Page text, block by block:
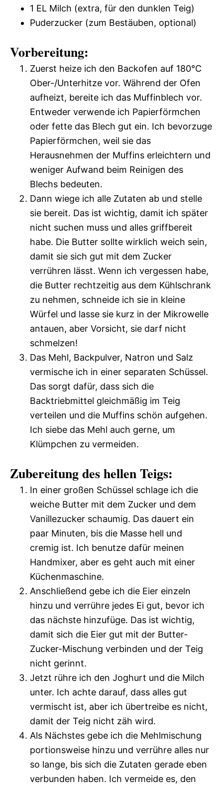
1 EL Milch (extra, für den dunklen Teig)
Puderzucker (zum Bestäuben, optional)
Vorbereitung:
Zuerst heize ich den Backofen auf 180°C
Ober-/Unterhitze vor. Während der Ofen
aufheizt, bereite ich das Muffinblech vor.
Entweder verwende ich Papierförmchen
oder fette das Blech gut ein. Ich bevorzuge
Papierförmchen, weil sie das
Herausnehmen der Muffins erleichtern und
weniger Aufwand beim Reinigen des
Blechs bedeuten.
Dann wiege ich alle Zutaten ab und stelle
sie bereit. Das ist wichtig, damit ich später
nicht suchen muss und alles griffbereit
habe. Die Butter sollte wirklich weich sein,
damit sie sich gut mit dem Zucker
verrühren lässt. Wenn ich vergessen habe,
die Butter rechtzeitig aus dem Kühlschrank
zu nehmen, schneide ich sie in kleine
Würfel und lasse sie kurz in der Mikrowelle
antauen, aber Vorsicht, sie darf nicht
schmelzen!
Das Mehl, Backpulver, Natron und Salz
vermische ich in einer separaten Schüssel.
Das sorgt dafür, dass sich die
Backtriebmittel gleichmäßig im Teig
verteilen und die Muffins schön aufgehen.
Ich siebe das Mehl auch gerne, um
Klümpchen zu vermeiden.
Zubereitung des hellen Teigs:
In einer großen Schüssel schlage ich die
weiche Butter mit dem Zucker und dem
Vanillezucker schaumig. Das dauert ein
paar Minuten, bis die Masse hell und
cremig ist. Ich benutze dafür meinen
Handmixer, aber es geht auch mit einer
Küchenmaschine.
Anschließend gebe ich die Eier einzeln
hinzu und verrühre jedes Ei gut, bevor ich
das nächste hinzufüge. Das ist wichtig,
damit sich die Eier gut mit der Butter-
Zucker-Mischung verbinden und der Teig
nicht gerinnt.
Jetzt rühre ich den Joghurt und die Milch
unter. Ich achte darauf, dass alles gut
vermischt ist, aber ich übertreibe es nicht,
damit der Teig nicht zäh wird.
Als Nächstes gebe ich die Mehlmischung
portionsweise hinzu und verrühre alles nur
so lange, bis sich die Zutaten gerade eben
verbunden haben. Ich vermeide es, den